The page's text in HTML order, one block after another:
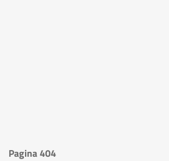
Pagina 404